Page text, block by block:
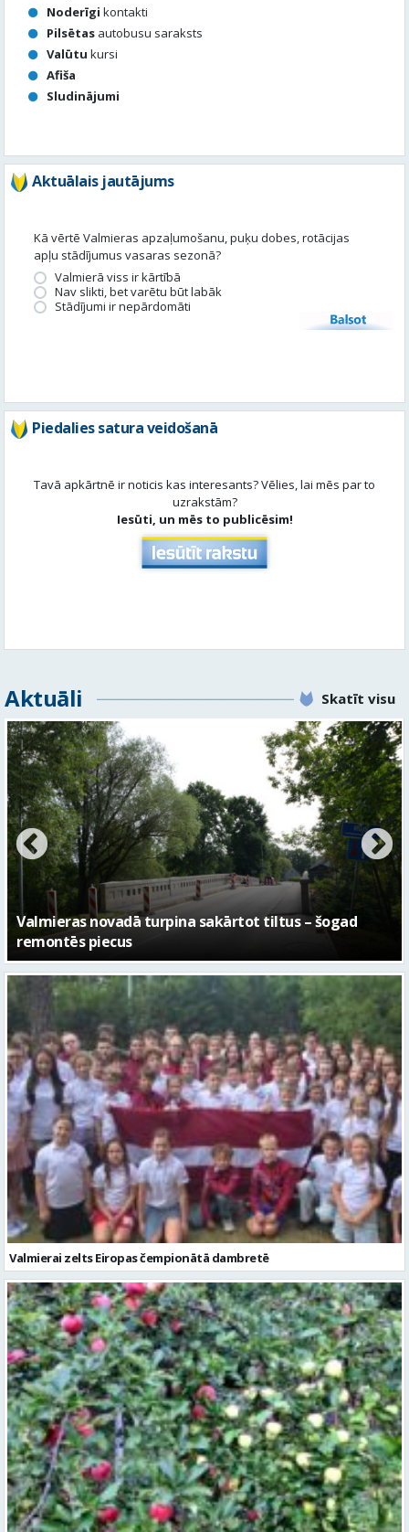
Noderīgi kontakti
Pilsētas autobusu saraksts
Valūtu kursi
Afiša
Sludinājumi
Aktuālais jautājums
Kā vērtē Valmieras apzaļumošanu, puķu dobes, rotācijas
apļu stādījumus vasaras sezonā?
Valmierā viss ir kārtībā
Nav slikti, bet varētu būt labāk
Stādījumi ir nepārdomāti
Balsot
Piedalies satura veidošanā
Tavā apkārtnē ir noticis kas interesants? Vēlies, lai mēs par to
uzrakstām?
Iesūti, un mēs to publicēsim!
Aktuāli Skatīt visu
No pagaidu teātra līdz laikmetīgās kultūras centram
– kā attīstīsies “Kurtuve”
Valmierai zelts Eiropas čempionātā dambretē